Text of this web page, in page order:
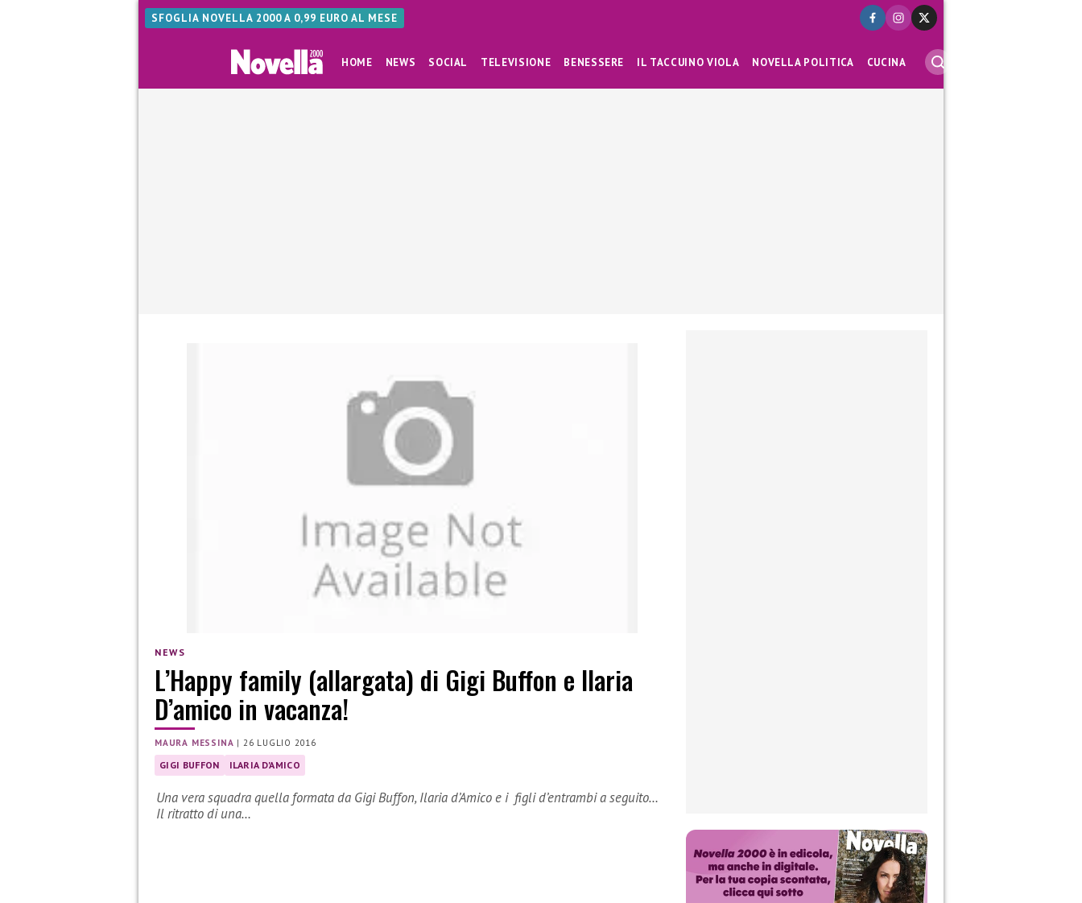
SFOGLIA NOVELLA 2000 A 0,99 EURO AL MESE
HOME NEWS SOCIAL TELEVISIONE BENESSERE IL TACCUINO VIOLA NOVELLA POLITICA CUCINA
NEWS
L’Happy family (allargata) di Gigi Buffon e Ilaria
D’amico in vacanza!
MAURA MESSINA | 26 LUGLIO 2016
GIGI BUFFON ILARIA D'AMICO
Una vera squadra quella formata da Gigi Buffon, Ilaria d’Amico e i figli d’entrambi a seguito…
Il ritratto di una…